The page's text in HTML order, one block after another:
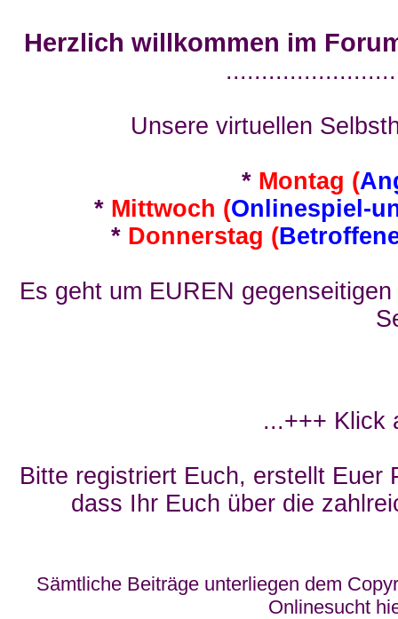
Herzlich willkommen im
Unsere virtuellen
* Montag (
* Mittwoch (Onlinespiel-
* Donnerstag (
Es geht um EUREN
...+++ Klick
Bitte registriert Euch, erstellt Euer
dass Ihr Euch über die
Sämtliche Beiträge unterliegen dem
Onlinesucht